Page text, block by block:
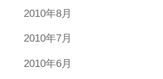
2010年8月
2010年7月
2010年6月